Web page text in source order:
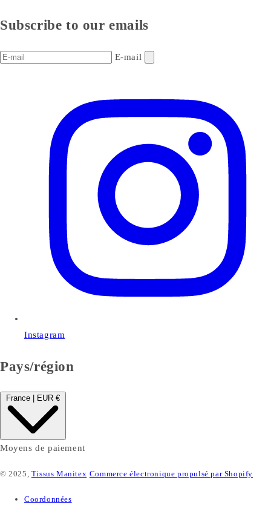
Subscribe to our emails
E-mail
Instagram
Pays/région
France | EUR €
Moyens de paiement
© 2025, Tissus Manitex Commerce électronique propulsé par Shopify
Coordonnées